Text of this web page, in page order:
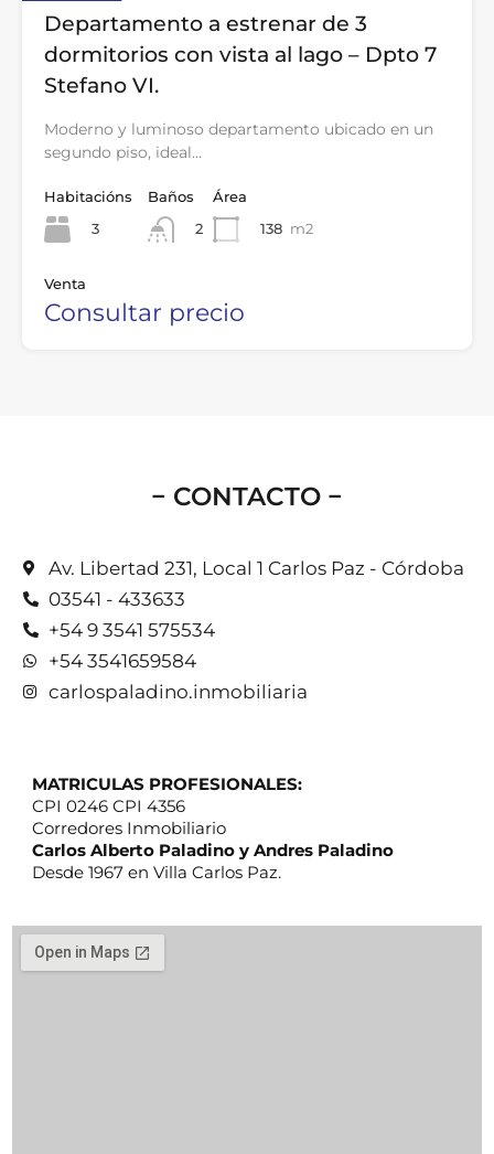
Departamento a estrenar de 3
dormitorios con vista al lago – Dpto 7
Stefano VI.
Moderno y luminoso departamento ubicado en un
segundo piso, ideal…
Habitacións
3
Baños
2
Área
138 m2
Venta
Consultar precio
− CONTACTO −
Av. Libertad 231, Local 1 Carlos Paz - Córdoba
03541 - 433633
+54 9 3541 575534
+54 3541659584
carlospaladino.inmobiliaria
MATRICULAS PROFESIONALES:
CPI 0246 CPI 4356
Corredores Inmobiliario
Carlos Alberto Paladino y Andres Paladino
Desde 1967 en Villa Carlos Paz.